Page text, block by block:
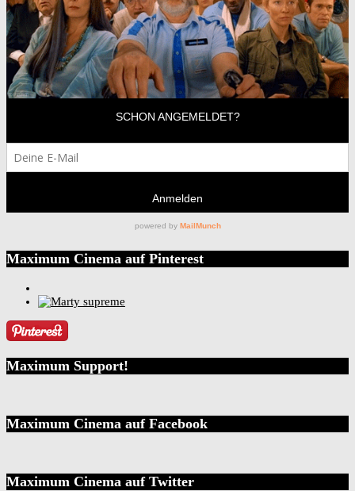
Maximum Cinema auf Pinterest
Maximum Support!
Maximum Cinema auf Facebook
Maximum Cinema auf Twitter